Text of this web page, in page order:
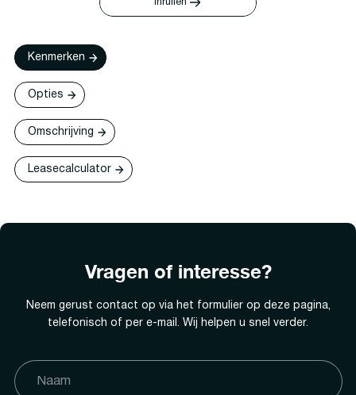
Inruilen
Kenmerken
Opties
Omschrijving
Leasecalculator
Vragen of interesse?
Neem gerust contact op via het formulier op deze pagina,
telefonisch of per e-mail. Wij helpen u snel verder.